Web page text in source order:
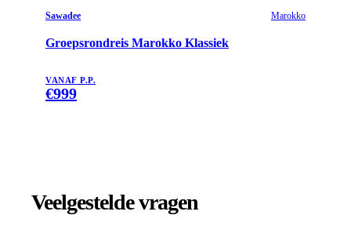
Sawadee Marokko
Groepsrondreis Marokko Klassiek
VANAF P.P.
€999
Veelgestelde vragen